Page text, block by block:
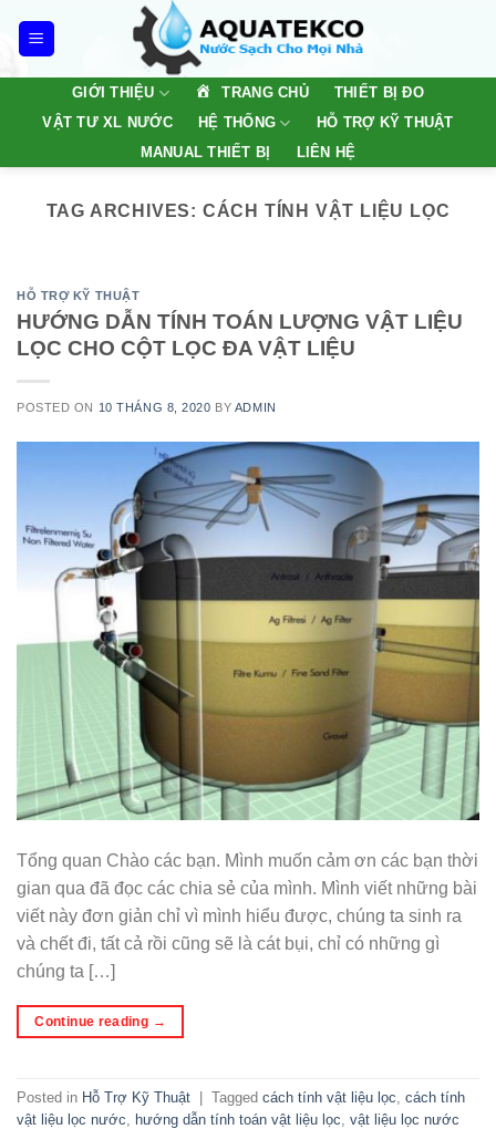
GIỚI THIỆU TRANG CHỦ
THIẾT BỊ ĐO
VẬT TƯ XL NƯỚC
HỆ THỐNG
HỖ TRỢ KỸ THUẬT
MANUAL THIẾT BỊ
LIÊN HỆ
TAG ARCHIVES: CÁCH TÍNH VẬT LIỆU LỌC
HỖ TRỢ KỸ THUẬT
HƯỚNG DẪN TÍNH TOÁN LƯỢNG VẬT LIỆU
LỌC CHO CỘT LỌC ĐA VẬT LIỆU
POSTED ON 10 THÁNG 8, 2020 BY ADMIN
Tổng quan Chào các bạn. Mình muốn cảm ơn các bạn thời
gian qua đã đọc các chia sẻ của mình. Mình viết những bài
viết này đơn giản chỉ vì mình hiểu được, chúng ta sinh ra
và chết đi, tất cả rồi cũng sẽ là cát bụi, chỉ có những gì
chúng ta […]
Continue reading →
Posted in Hỗ Trợ Kỹ Thuật | Tagged cách tính vật liệu lọc cách tính
vật liệu lọc nước
hướng dẫn tính toán vật liệu lọc vật liệu lọc nước